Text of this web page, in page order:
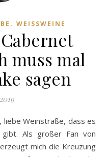
, WEISSWEINE
muss mal
sagen
Als großer Fan von
mich die Kreuzung